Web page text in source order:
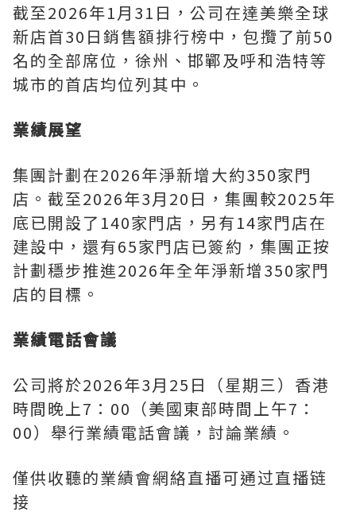
截至2026年1月31日，公司在達美樂全球
新店首30日銷售額排行榜中，包攬了前50
名的全部席位，徐州、邯鄲及呼和浩特等
城市的首店均位列其中。
業績展望
集團計劃在2026年淨新增大約350家門
店。截至2026年3月20日，集團較2025年
底已開設了140家門店，另有14家門店在
建設中，還有65家門店已簽約，集團正按
計劃穩步推進2026年全年淨新增350家門
店的目標。
業績電話會議
公司將於2026年3月25日（星期三）香港
時間晚上7：00（美國東部時間上午7：
00）舉行業績電話會議，討論業績。
僅供收聽的業績會網絡直播可通过直播链
接